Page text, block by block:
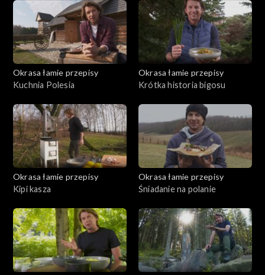
Okrasa łamie przepisy
Kuchnia Polesia
Okrasa łamie przepisy
Krótka historia bigosu
Okrasa łamie przepisy
Kipi kasza
Okrasa łamie przepisy
Śniadanie na polanie